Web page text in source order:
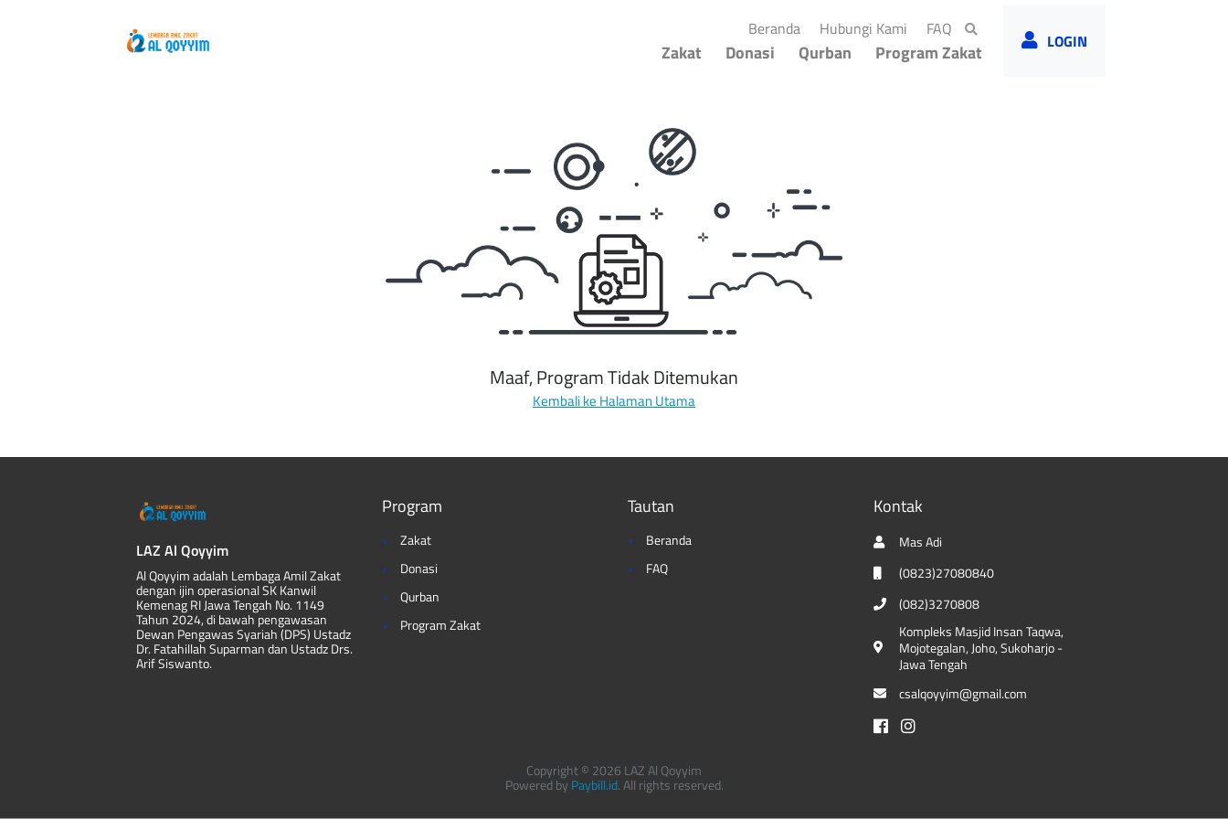
Beranda(current)
Hubungi Kami(current)
FAQ(current)
Zakat Donasi Qurban Program Zakat LOGIN
Maaf, Program Tidak Ditemukan
Kembali ke Halaman Utama
LAZ Al Qoyyim
Al Qoyyim adalah Lembaga Amil Zakat
dengan ijin operasional SK Kanwil
Kemenag RI Jawa Tengah No. 1149
Tahun 2024, di bawah pengawasan
Dewan Pengawas Syariah (DPS) Ustadz
Dr. Fatahillah Suparman dan Ustadz Drs.
Arif Siswanto.
Program
Zakat
Donasi
Qurban
Program Zakat
Tautan
Beranda
FAQ
Kontak
Mas Adi
(0823)27080840
(082)3270808
Kompleks Masjid Insan Taqwa,
Mojotegalan, Joho, Sukoharjo -
Jawa Tengah
csalqoyyim@gmail.com
Copyright © 2026 LAZ Al Qoyyim
Powered by Paybill.id. All rights reserved.